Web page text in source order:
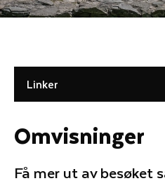
Linker
Omvisninger
Få mer ut av besøket